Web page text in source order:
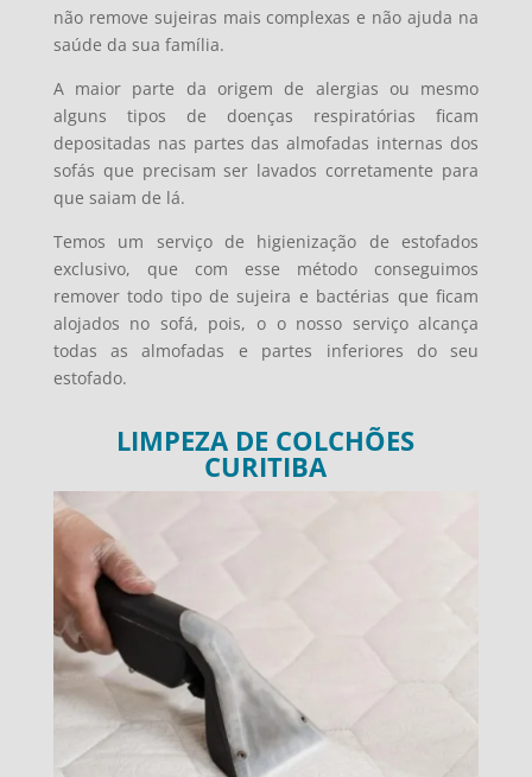
não remove sujeiras mais complexas e não ajuda na
saúde da sua família.
A maior parte da origem de alergias ou mesmo
alguns tipos de doenças respiratórias ficam
depositadas nas partes das almofadas internas dos
sofás que precisam ser lavados corretamente para
que saiam de lá.
Temos um serviço de higienização de estofados
exclusivo, que com esse método conseguimos
remover todo tipo de sujeira e bactérias que ficam
alojados no sofá, pois, o o nosso serviço alcança
todas as almofadas e partes inferiores do seu
estofado.
LIMPEZA DE COLCHÕES
CURITIBA